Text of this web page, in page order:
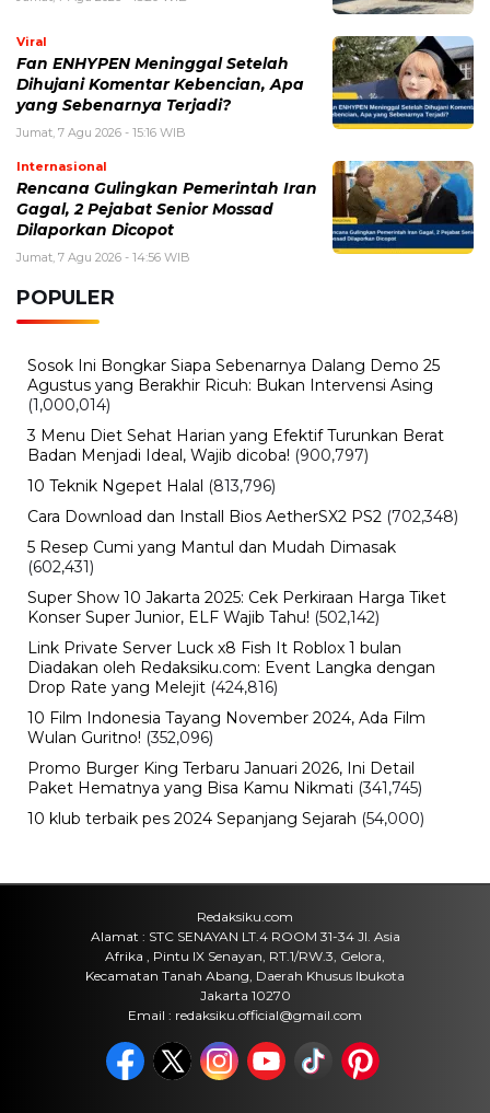
Jumat, 7 Agustus 2026 - 15:20 WIB
BPK Ungkap Temuan Perjadin Dinkes Parepare, Ada
Apa?
Jumat, 7 Agustus 2026 - 15:16 WIB
Fan ENHYPEN Meninggal Setelah Dihujani Komentar
Kebencian, Apa yang Sebenarnya Terjadi?
Kamis, 6 Agustus 2026 - 15:46 WIB
Kecelakaan Bus ALS Tewaskan Belasan Penumpang,
Kondisi Kritis, Ini Kabar Terbarunya
BERITA TERBARU
Hasil PPPK Sekolah Rakyat 2026
Sudah Keluar, Cek Nama dan Arti
Jumat, 7 Agu 2026 - 15:49 WIB
Viral
BPK Ungkap Cerita di Balik Tagihan
Listrik Rumah Dinas Parepare
Jumat, 7 Agu 2026 - 15:27 WIB
Viral
BPK Ungkap Temuan Perjadin
Jumat, 7 Agu 2026 - 15:20 WIB
Viral
yang Sebenarnya Terjadi?
Rencana Gulingkan Pemerintah Iran
Gagal, 2 Pejabat Senior Mossad
Dilaporkan Dicopot
Jumat, 7 Agu 2026 - 14:56 WIB
POPULER